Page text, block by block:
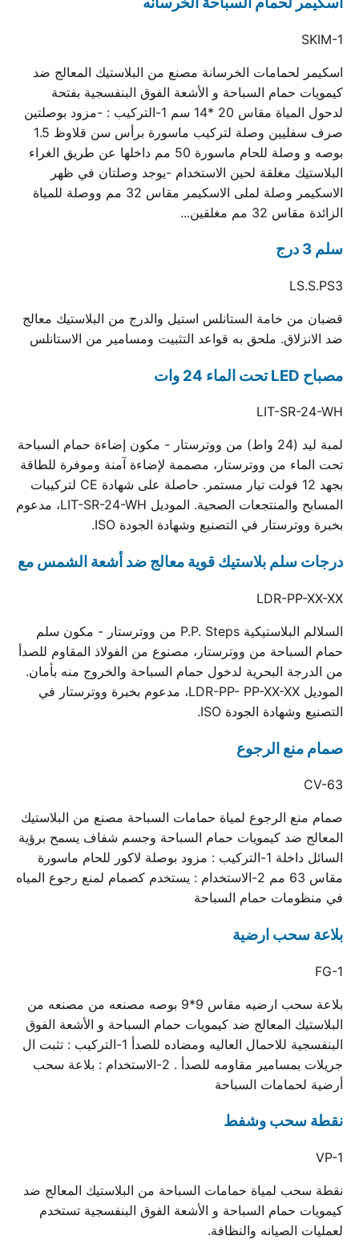
SKIM-1
اسكيمر لحمامات الخرسانة مصنع من البلاستيك المعالج ضد
كيمويات حمام السباحة و الأشعة الفوق البنفسجية بفتحة
لدحول المياة مقاس 20 *14 سم 1-التركيب : -مزود بوصلتين
صرف سفليين وصلة لتركيب ماسورة برأس سن قلاوظ 1.5
بوصه و وصلة للحام ماسورة 50 مم داخلها عن طريق الغراء
البلاستيك مغلقة لحين الاستخدام -يوجد وصلتان في ظهر
الاسكيمر وصلة لملى الاسكيمر مقاس 32 مم ووصلة للمياة
الزائدة مقاس 32 مم مغلقين...
سلم 3 درج
LS.S.PS3
قضبان من خامة الستانلس استيل والدرج من البلاستيك معالج
ضد الانزلاق. ملحق به قواعد التثبيت ومسامير من الاستانلس
مصباح LED تحت الماء 24 وات
LIT-SR-24-WH
لمبة ليد (24 واط) من ووترستار - مكون إضاءة حمام السباحة
تحت الماء من ووترستار، مصممة لإضاءة آمنة وموفرة للطاقة
بجهد 12 فولت تيار مستمر. حاصلة على شهادة CE لتركيبات
المسابح والمنتجعات الصحية. الموديل LIT-SR-24-WH، مدعوم
بخبرة ووترستار في التصنيع وشهادة الجودة ISO.
درجات سلم بلاستيك قوية معالج ضد أشعة الشمس مع
LDR-PP-XX-XX
السلالم البلاستيكية P.P. Steps من ووترستار - مكون سلم
حمام السباحة من ووترستار، مصنوع من الفولاذ المقاوم للصدأ
من الدرجة البحرية لدخول حمام السباحة والخروج منه بأمان.
الموديل LDR-PP- PP-XX-XX، مدعوم بخبرة ووترستار في
التصنيع وشهادة الجودة ISO.
صمام منع الرجوع
CV-63
صمام منع الرجوع لمياة حمامات السباحة مصنع من البلاستيك
المعالج ضد كيمويات حمام السباحة وجسم شفاف يسمح برؤية
السائل داخلة 1-التركيب : مزود بوصلة لاكور للحام ماسورة
مقاس 63 مم 2-الاستخدام : يستخدم كصمام لمنع رجوع المياه
في منظومات حمام السباحة
بلاعة سحب ارضية
FG-1
بلاعة سحب ارضيه مقاس 9*9 بوصه مصنعه من مصنعه من
البلاستيك المعالج ضد كيمويات حمام السباحة و الأشعة الفوق
البنفسجية للاحمال العاليه ومضاده للصدأ 1-التركيب : تثبت ال
جريلات بمسامير مقاومه للصدأ . 2-الاستخدام : بلاعة سحب
أرضية لحمامات السباحة
نقطة سحب وشفط
VP-1
نقطة سحب لمياة حمامات السباحة من البلاستيك المعالج ضد
كيمويات حمام السباحة و الأشعة الفوق البنفسجية تستخدم
لعمليات الصيانه والنظافة.